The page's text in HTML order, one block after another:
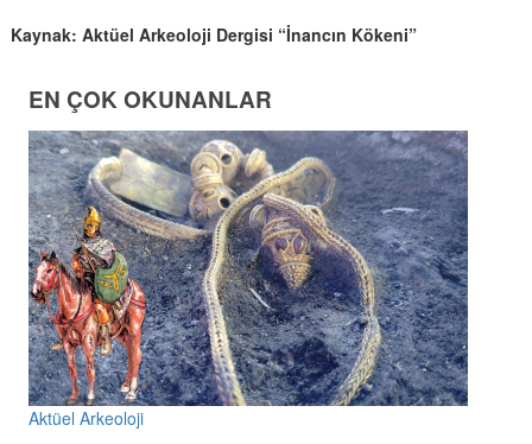
Kaynak: Aktüel Arkeoloji Dergisi “İnancın Kökeni”
EN ÇOK OKUNANLAR
Aktüel Arkeoloji